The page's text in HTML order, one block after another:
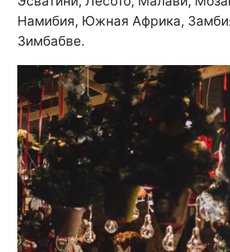
Намибия, Южная Африка,
Зимбабве.